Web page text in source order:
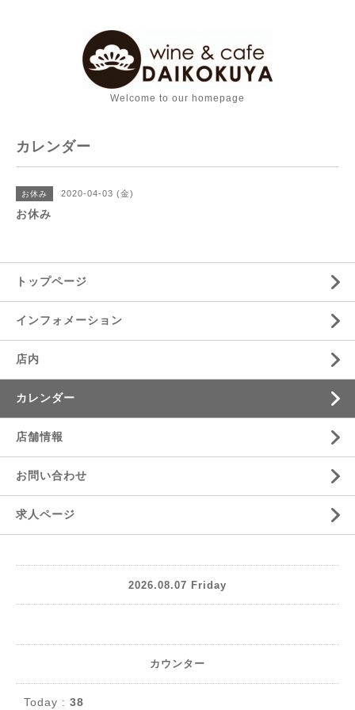
Welcome to our homepage
カレンダー
お休み 2020-04-03 (金)
お休み
トップページ
インフォメーション
店内
カレンダー
店舗情報
お問い合わせ
求人ページ
2026.08.07 Friday
カウンター
Today : 38